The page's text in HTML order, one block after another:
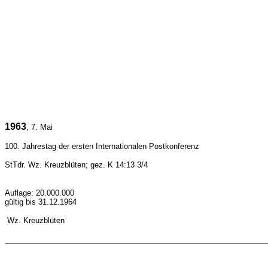
1963, 7. Mai
100. Jahrestag der ersten Internationalen Postkonferenz
StTdr. Wz. Kreuzblüten; gez. K 14:13 3/4
Auflage: 20.000.000
gültig bis 31.12.1964
Wz. Kreuzblüten